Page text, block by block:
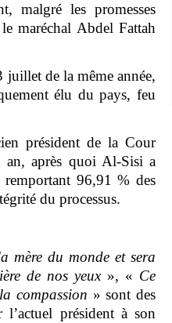
malgré les promesses
maréchal Abdel Fattah
de la même année,
élu du pays, feu
président de la Cour
an, après quoi Al-Sisi a
96,91 % des
du processus.
mère du monde et sera
de nos yeux», « Ce
compassion » sont des
l’actuel président à son